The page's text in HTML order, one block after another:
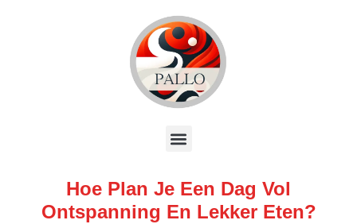
Hoe Plan Je Een Dag Vol
Ontspanning En Lekker Eten?